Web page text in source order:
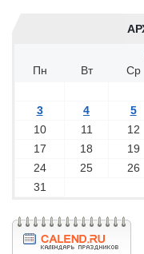
Пн
Вт Ср
3
4 5
10
11 12
17
18 19
24
25 26
31